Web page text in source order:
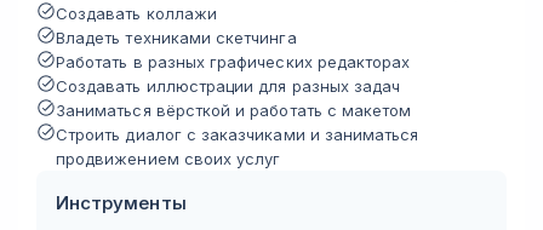
Создавать коллажи
Владеть техниками скетчинга
Работать в разных графических редакторах
Создавать иллюстрации для разных задач
Заниматься вёрсткой и работать с макетом
Строить диалог с заказчиками и заниматься
продвижением своих услуг
Инструменты